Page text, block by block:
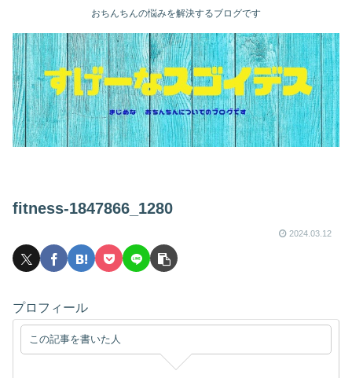
おちんちんの悩みを解決するブログです
fitness-1847866_1280
2024.03.12
プロフィール
この記事を書いた人